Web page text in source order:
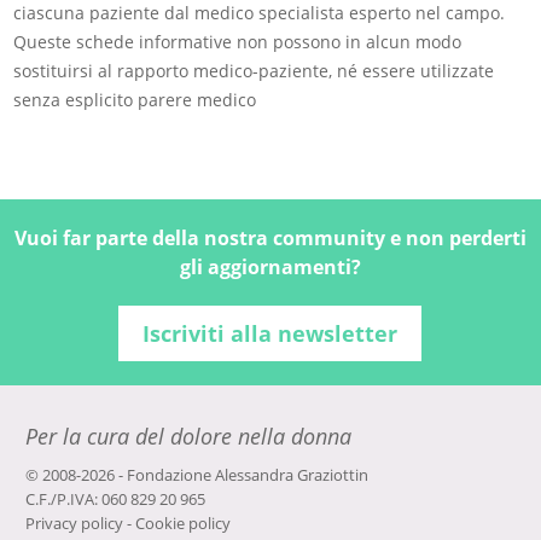
ciascuna paziente dal medico specialista esperto nel campo.
Queste schede informative non possono in alcun modo
sostituirsi al rapporto medico-paziente, né essere utilizzate
senza esplicito parere medico
Vuoi far parte della nostra community e non perderti
gli aggiornamenti?
Iscriviti alla newsletter
Per la cura del dolore nella donna
© 2008-2026 - Fondazione Alessandra Graziottin
C.F./P.IVA: 060 829 20 965
Privacy policy-Cookie policy